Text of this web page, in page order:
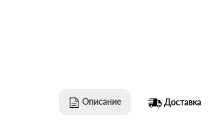
Описание Доставка